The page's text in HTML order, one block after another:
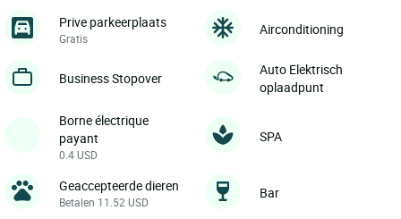
Prive parkeerplaats
Gratis
Airconditioning
Business Stopover
Auto Elektrisch
oplaadpunt
Borne électrique
payant
0.4 USD
SPA
Geaccepteerde dieren
Betalen 11.52 USD
Bar